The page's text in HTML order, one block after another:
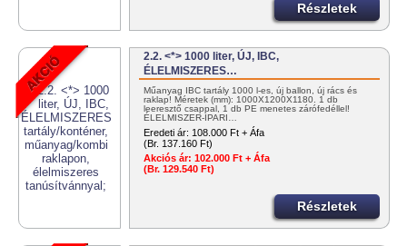
Részletek
2.2. <*> 1000 liter, ÚJ, IBC,
ÉLELMISZERES…
Műanyag IBC tartály 1000 l-es, új ballon, új rács és
raklap! Méretek (mm): 1000X1200X1180. 1 db
leeresztő csappal, 1 db PE menetes zárófedéllel!
ÉLELMISZER-IPARI…
Eredeti ár: 108.000 Ft + Áfa
(Br. 137.160 Ft)
Akciós ár: 102.000 Ft + Áfa
(Br. 129.540 Ft)
Részletek